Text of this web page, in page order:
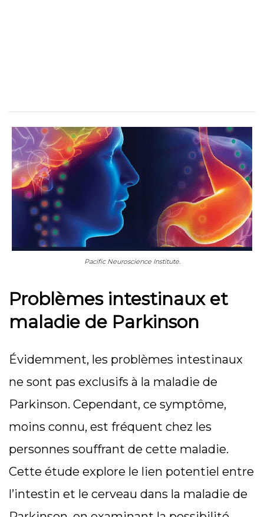
Pacific Neuroscience Institute.
Problèmes intestinaux et
maladie de Parkinson
Évidemment, les problèmes intestinaux
ne sont pas exclusifs à la maladie de
Parkinson. Cependant, ce symptôme,
moins connu, est fréquent chez les
personnes souffrant de cette maladie.
Cette étude explore le lien potentiel entre
l’intestin et le cerveau dans la maladie de